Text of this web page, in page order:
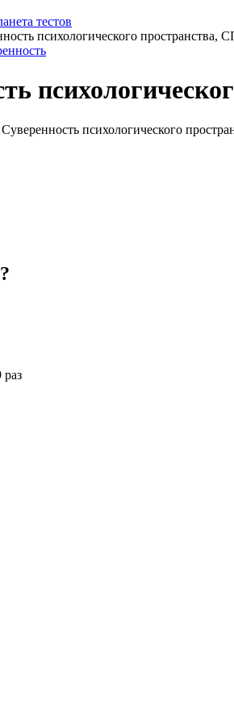
тестов
психологического пространства,
психологического
раз